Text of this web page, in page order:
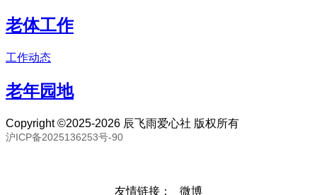
老体工作
工作动态
老年园地
Copyright ©2025-2026 辰飞雨爱心社 版权所有
沪ICP备2025136253号-90
友情链接： 微博